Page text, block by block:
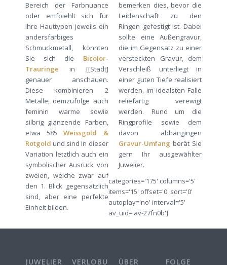
Bereich der Farbnuance
oder emfpiehlt sich für
Ihre Hauttypen jeweils ein
andersfarbiges
Schmuckmetall, könnten
Sie sich die Bicolor-
Trauringe in [[Stadt]
genauer anschauen.
Diese kombinieren 2
Metalle, demzufolge auch
feminin warme sowie
silbrig glänzende Farben,
etwa 585Weissgold &
Rotgold und sind in dieser
Variation letztlich auch ein
symbolischer Ausruck von
zweien, welche zwar auf
den 1. Blick gegensätzlich
sind, aber eine perfekte
Einheit bilden.
bemerken dies, bevor die
Leidenschaft zu den
Ringen gefestigt ist. Dabei
sollte eine Außengravur,
die im Gegensatz zu einer
versteckten Gravur, dem
Verschleiß unterliegt in
einer guten Tiefe realisiert
werden, im idealsten Falle
reliefartig verewigt
werden. Rund um die
Ringprofile sowie dem
davon abhängingen
Gravur-Umfang berät Sie
gern Ihr ausgewählter
Juwelier.
categories='175' columns='5'
items='15' offset='0' sort='0'
autoplay='no' interval='5'
av_uid='av-27fn0b']
JUWELIERE VERLOBUNGSRINGE
ÜBER FOLGE